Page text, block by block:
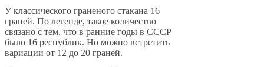
У классического граненого стакана 16
граней. По легенде, такое количество
связано с тем, что в ранние годы в СССР
было 16 республик. Но можно встретить
вариации от 12 до 20 граней.